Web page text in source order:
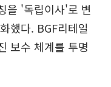
을 '독립이사'로 변
했다. BGF리테일
보수 체계를 투명